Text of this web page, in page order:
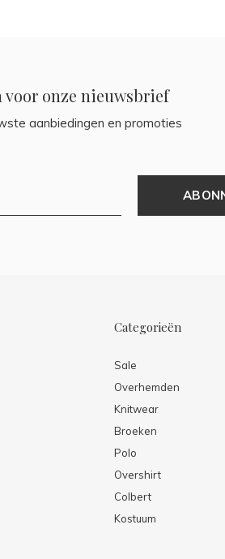
voor onze nieuwsbrief
aanbiedingen en promoties
Categorieën
Sale
Overhemden
Knitwear
Broeken
Polo
Overshirt
Colbert
Kostuum